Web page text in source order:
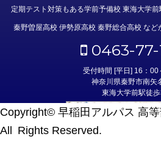
定期テスト対策もある学前予備校 東海大学
秦野曽屋高校 伊勢原高校 秦野総合高校 な
0463-77-
受付時間 [平日] 16：
神奈川県秦野市南矢
東海大学前駅徒
Copyright© 早稲田アルパス 高
All Rights Reserved.